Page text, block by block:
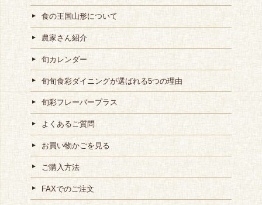
食の王国山形について
農家さん紹介
旬カレンダー
旬旬食彩ダイニングが選ばれる5つの理由
旬彩フレーバープラス
よくあるご質問
お買い物かごを見る
ご購入方法
FAXでのご注文